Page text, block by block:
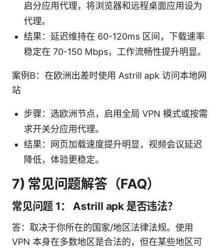
启分应用代理，将浏览器和远程桌面应用设为
代理。
结果：延迟维持在 60-120ms 区间，下载速率
稳定在 70-150 Mbps，工作流畅性提升明显。
案例B：在欧洲出差时使用 Astrill apk 访问本地网
站
步骤：选欧洲节点，启用全局 VPN 模式或按需
求开关分应用代理。
结果：网页加载速度提升明显，视频会议延迟
降低，体验更稳定。
7) 常见问题解答（FAQ）
常见问题 1： Astrill apk 是否违法？
答：取决于你所在的国家/地区法律法规。使用
VPN 本身在多数地区是合法的，但在某些地区可